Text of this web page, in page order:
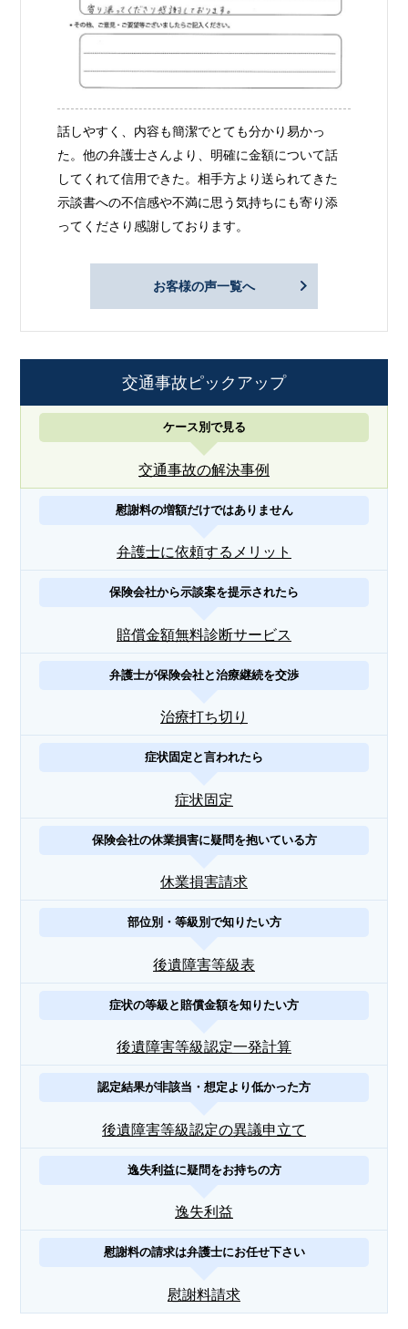
話しやすく、内容も簡潔でとても分かり易かっ
た。他の弁護士さんより、明確に金額について話
してくれて信用できた。相手方より送られてきた
示談書への不信感や不満に思う気持ちにも寄り添
ってくださり感謝しております。
お客様の声一覧へ
交通事故ピックアップ
ケース別で見る
交通事故の解決事例
慰謝料の増額だけではありません
弁護士に依頼するメリット
保険会社から示談案を提示されたら
賠償金額無料診断サービス
弁護士が保険会社と治療継続を交渉
治療打ち切り
症状固定と言われたら
症状固定
保険会社の休業損害に疑問を抱いている方
休業損害請求
部位別・等級別で知りたい方
後遺障害等級表
症状の等級と賠償金額を知りたい方
後遺障害等級認定一発計算
認定結果が非該当・想定より低かった方
後遺障害等級認定の異議申立て
逸失利益に疑問をお持ちの方
逸失利益
慰謝料の請求は弁護士にお任せ下さい
慰謝料請求